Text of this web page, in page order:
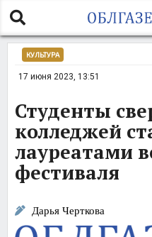
КУЛЬТУРА
17 июня 2023, 13:51
Студенты
колледжей
лауреатами
фестиваля
Дарья Черткова